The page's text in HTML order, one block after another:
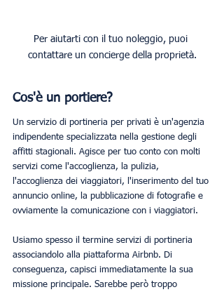
Per aiutarti con il tuo noleggio, puoi
contattare un concierge della proprietà.
Cos'è un portiere?
Un servizio di portineria per privati è un'agenzia
indipendente specializzata nella gestione degli
affitti stagionali. Agisce per tuo conto con molti
servizi come l'accoglienza, la pulizia,
l'accoglienza dei viaggiatori, l'inserimento del tuo
annuncio online, la pubblicazione di fotografie e
ovviamente la comunicazione con i viaggiatori.
Usiamo spesso il termine servizi di portineria
associandolo alla piattaforma Airbnb. Di
conseguenza, capisci immediatamente la sua
missione principale. Sarebbe però troppo